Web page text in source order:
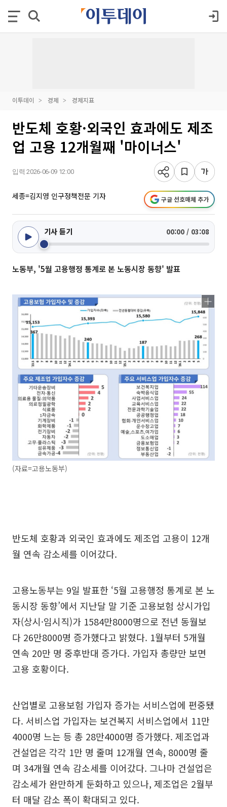
이투데이 경제 경제지표
반도체 호황·외국인 효과에도 제조
업 고용 12개월째 '마이너스'
입력 2026-06-09 12:00
세종=김지영 인구정책전문 기자 구글 선호매체 추가
기사 듣기 00:00 / 03:08
노동부, '5월 고용행정 통계로 본 노동시장 동향' 발표
(자료=고용노동부)
반도체 호황과 외국인 효과에도 제조업 고용이 12개
월 연속 감소세를 이어갔다.
고용노동부는 9일 발표한 ‘5월 고용행정 통계로 본 노
동시장 동향’에서 지난달 말 기준 고용보험 상시가입
자(상시·임시직)가 1584만8000명으로 전년 동월보
다 26만8000명 증가했다고 밝혔다. 1월부터 5개월
연속 20만 명 중후반대 증가다. 가입자 총량만 보면
고용 호황이다.
산업별로 고용보험 가입자 증가는 서비스업에 편중됐
다. 서비스업 가입자는 보건복지 서비스업에서 11만
4000명 느는 등 총 28만4000명 증가했다. 제조업과
건설업은 각각 1만 명 줄며 12개월 연속, 8000명 줄
며 34개월 연속 감소세를 이어갔다. 그나마 건설업은
감소세가 완만하게 둔화하고 있으나, 제조업은 2월부
터 매달 감소 폭이 확대되고 있다.